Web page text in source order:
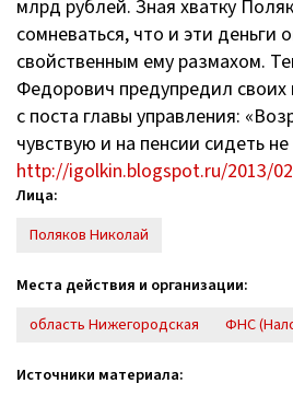
млрд рублей. Зная хватку
сомневаться, что и эти деньги
свойственным ему размахом.
Федорович предупредил своих
с поста главы управления:
чувствую и на пенсии сидеть
http://igolkin.blogspot.ru/2013/
Лица:
Поляков Николай
Места действия и организации:
область Нижегородская
ФНС
Источники материала: